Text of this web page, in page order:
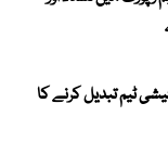
ٹیم تبدیل کرنے کا